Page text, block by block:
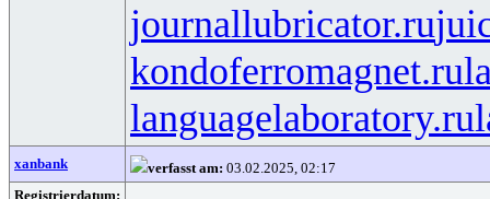
journallubricator.ru
kondoferromagnet.ru
languagelaboratory.ru
xanbank verfasst am: 03.02.2025, 02:17
Registrierdatum: